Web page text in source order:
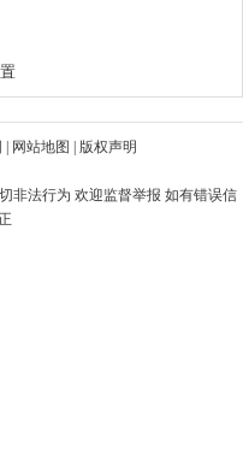
网站地图 版权声明
非法行为 欢迎监督举报 如有错误信